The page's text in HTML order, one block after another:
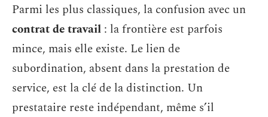
Parmi les plus classiques, la confusion avec un
contrat de travail : la frontière est parfois
mince, mais elle existe. Le lien de
subordination, absent dans la prestation de
service, est la clé de la distinction. Un
prestataire reste indépendant, même s’il